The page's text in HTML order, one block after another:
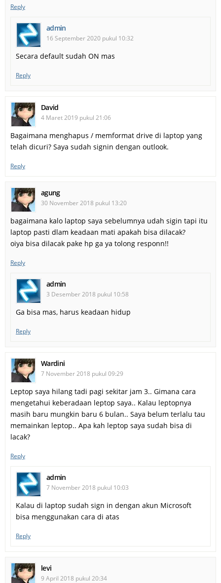
Reply
admin
16 September 2020 pukul 10:32
Secara default sudah ON mas
Reply
David
4 Maret 2019 pukul 21:06
Bagaimana menghapus / memformat drive di laptop yang
telah dicuri? Saya sudah signin dengan outlook.
Reply
agung
30 November 2018 pukul 13:20
bagaimana kalo laptop saya sebelumnya udah sigin tapi itu
laptop pasti dlam keadaan mati apakah bisa dilacak?
oiya bisa dilacak pake hp ga ya tolong responn!!
Reply
admin
3 Desember 2018 pukul 10:58
Ga bisa mas, harus keadaan hidup
Reply
Wardini
7 November 2018 pukul 09:29
Leptop saya hilang tadi pagi sekitar jam 3.. Gimana cara
mengetahui keberadaan leptop saya.. Kalau leptopnya
masih baru mungkin baru 6 bulan.. Saya belum terlalu tau
memainkan leptop.. Apa kah leptop saya sudah bisa di
lacak?
Reply
admin
7 November 2018 pukul 10:03
Kalau di laptop sudah sign in dengan akun Microsoft
bisa menggunakan cara di atas
Reply
levi
9 April 2018 pukul 20:34